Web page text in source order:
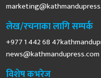
लेख/रचनाका लागि सम्पर्क
+977 1 442 68
news@kathmandupress.com
विशेष कभरेज